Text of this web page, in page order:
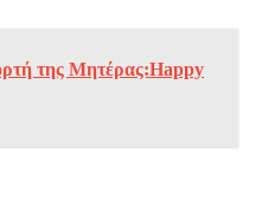
της Μητέρας:Happy